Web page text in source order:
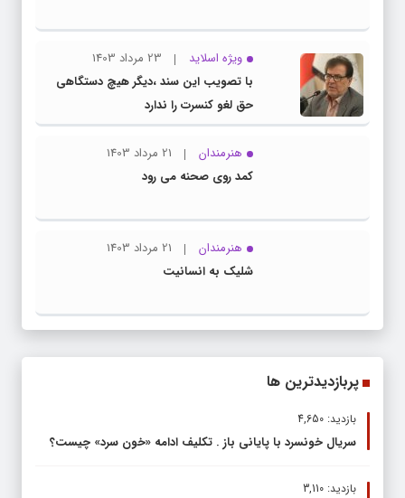
ویژه اسلاید
23 مرداد 1403
با تصویب این سند ،دیگر هیچ دستگاهی
حق لغو کنسرت را ندارد
هنرمندان
21 مرداد 1403
کمد روی صحنه می رود
هنرمندان
21 مرداد 1403
شلیک به انسانیت
پربازدیدترین ها
بازدید: 4,650
سریال خونسرد با پایانی باز . تکلیف ادامه «خون سرد» چیست؟
بازدید: 3,110